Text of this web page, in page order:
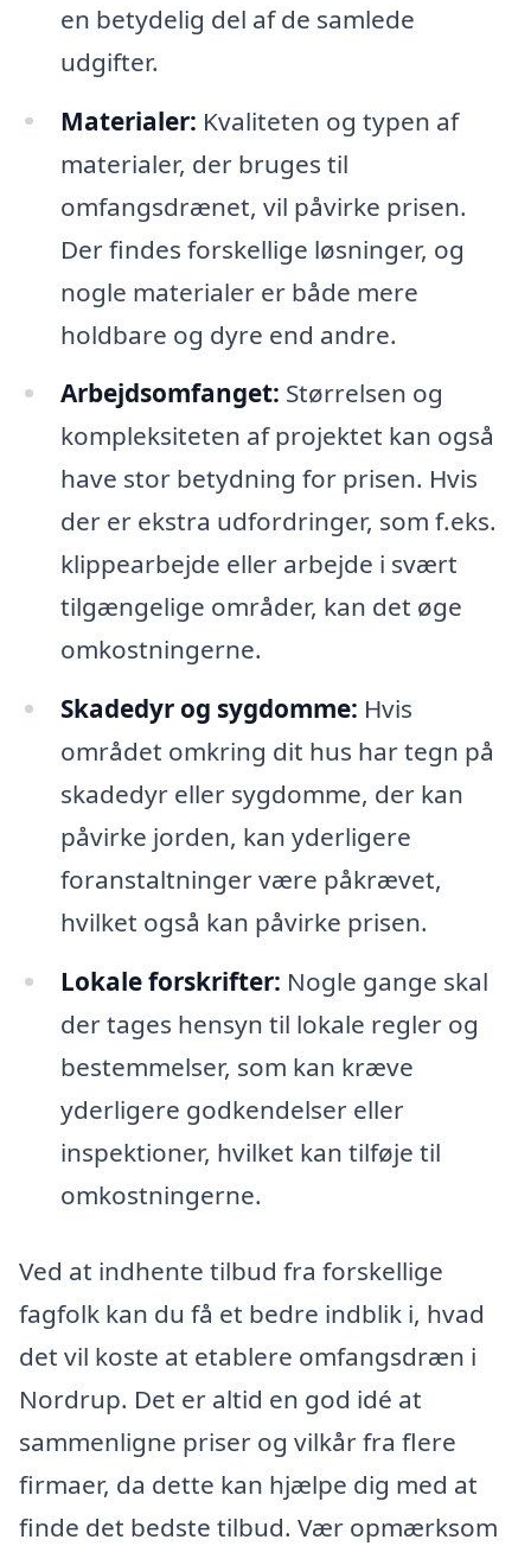
en betydelig del af de samlede
udgifter.
Materialer: Kvaliteten og typen af
materialer, der bruges til
omfangsdrænet, vil påvirke prisen.
Der findes forskellige løsninger, og
nogle materialer er både mere
holdbare og dyre end andre.
Arbejdsomfanget: Størrelsen og
kompleksiteten af projektet kan også
have stor betydning for prisen. Hvis
der er ekstra udfordringer, som f.eks.
klippearbejde eller arbejde i svært
tilgængelige områder, kan det øge
omkostningerne.
Skadedyr og sygdomme: Hvis
området omkring dit hus har tegn på
skadedyr eller sygdomme, der kan
påvirke jorden, kan yderligere
foranstaltninger være påkrævet,
hvilket også kan påvirke prisen.
Lokale forskrifter: Nogle gange skal
der tages hensyn til lokale regler og
bestemmelser, som kan kræve
yderligere godkendelser eller
inspektioner, hvilket kan tilføje til
omkostningerne.
Ved at indhente tilbud fra forskellige
fagfolk kan du få et bedre indblik i, hvad
det vil koste at etablere omfangsdræn i
Nordrup. Det er altid en god idé at
sammenligne priser og vilkår fra flere
firmaer, da dette kan hjælpe dig med at
finde det bedste tilbud. Vær opmærksom